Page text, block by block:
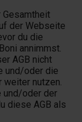
Gesamtheit
der Webseite
du die
annimmst.
AGB nicht
und/oder die
nutzen.
und/oder der
diese AGB als